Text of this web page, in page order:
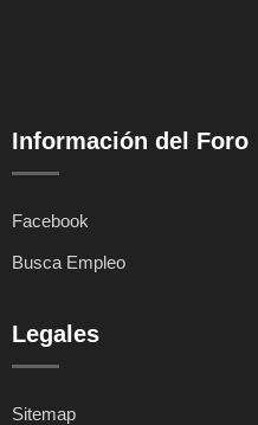
Información del Foro
Facebook
Busca Empleo
Legales
Sitemap